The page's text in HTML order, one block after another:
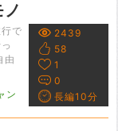
で
由
ン
2439
58
1
0
長編10分